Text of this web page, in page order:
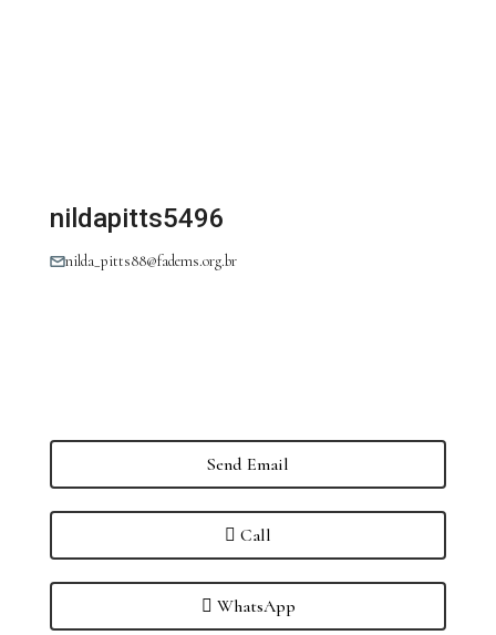
nildapitts5496
nilda_pitts88@fadems.org.br
Send Email
Call
WhatsApp